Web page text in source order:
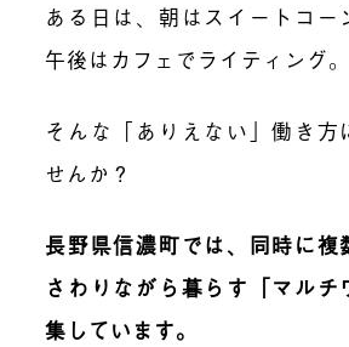
ある日は、朝はスイートコー
午後はカフェでライティング。
そんな「ありえない」働き方
せんか？
長野県信濃町では、同時に複
さわりながら暮らす「マルチ
集しています。